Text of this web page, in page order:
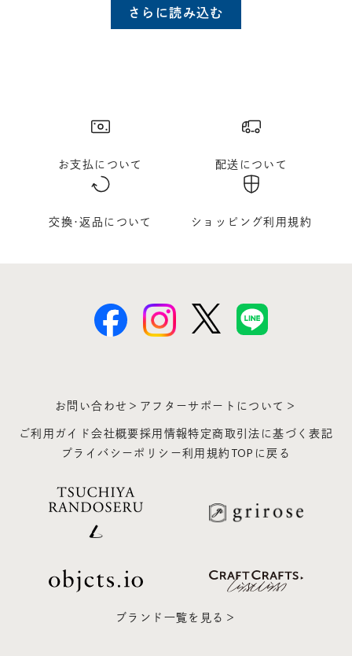
さらに読み込む
お支払について 配送について
交換･返品について ショッピング利用規約
お問い合わせ＞ アフターサポートについて＞
ご利用ガイド会社概要採用情報特定商取引法に基づく表記
プライバシーポリシー利用規約 TOPに戻る
ブランド一覧を見る＞